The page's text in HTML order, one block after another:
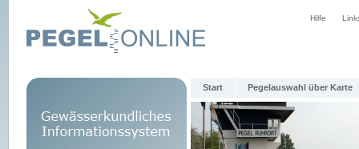
Hilfe
Start Pegelauswahl über Karte